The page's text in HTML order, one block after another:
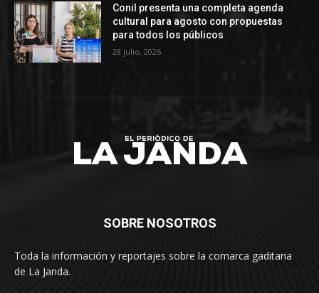
Conil presenta una completa agenda
cultural para agosto con propuestas
para todos los públicos
28 julio, 2026
SOBRE NOSOTROS
Toda la información y reportajes sobre la comarca gaditana
de La Janda.